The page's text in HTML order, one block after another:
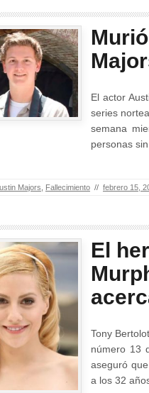
El actor
series
semana
personas
Majors Fallecimiento // febrero 15,
El
Tony
número 13
aseguró
a los 32